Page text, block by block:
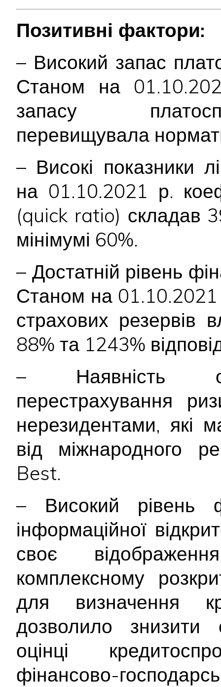
Позитивні фактори:
– Високий запас
Станом на
запасу
перевищувала
– Високі показники
на 01.10.2021 р.
(quick ratio) складав
мінімумі 60%.
– Достатній рівень
Станом на 01.10.2021
страхових резервів
88% та 1243%
– Наявність
перестрахування
нерезидентами, які
від міжнародного
Best.
– Високий рівень
інформаційної
своє
комплексному
для визначення
дозволило знизити
оцінці
фінансово-